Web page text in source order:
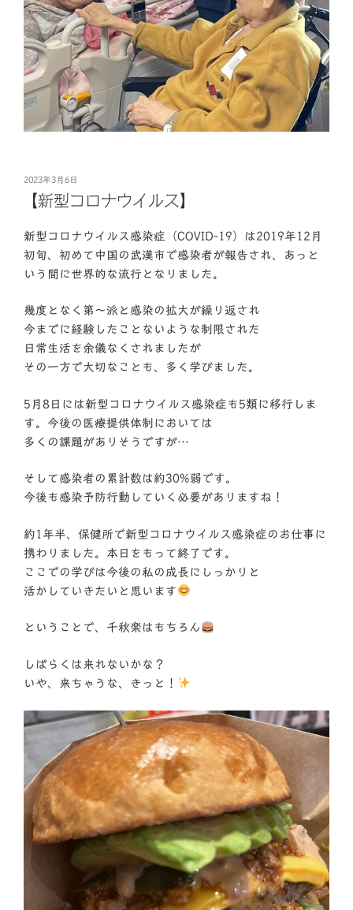
投
日:
2023年3月6日
【新型コロナウイルス】
新型コロナウイルス感染症（COVID-19）は2019年12月
初旬、初めて中国の武漢市で感染者が報告され、あっと
いう間に世界的な流行となりました。
幾度となく第〜派と感染の拡大が繰り返され
今までに経験したことないような制限された
日常生活を余儀なくされましたが
その一方で大切なことも、多く学びました。
5月8日には新型コロナウイルス感染症も5類に移行しま
す。今後の医療提供体制においては
多くの課題がありそうですが…
そして感染者の累計数は約30%弱です。
今後も感染予防行動していく必要がありますね！
約1年半、保健所で新型コロナウイルス感染症のお仕事に
携わりました。本日をもって終了です。
ここでの学びは今後の私の成長にしっかりと
活かしていきたいと思います
ということで、千秋楽はもちろん
しばらくは来れないかな？
いや、来ちゃうな、きっと！